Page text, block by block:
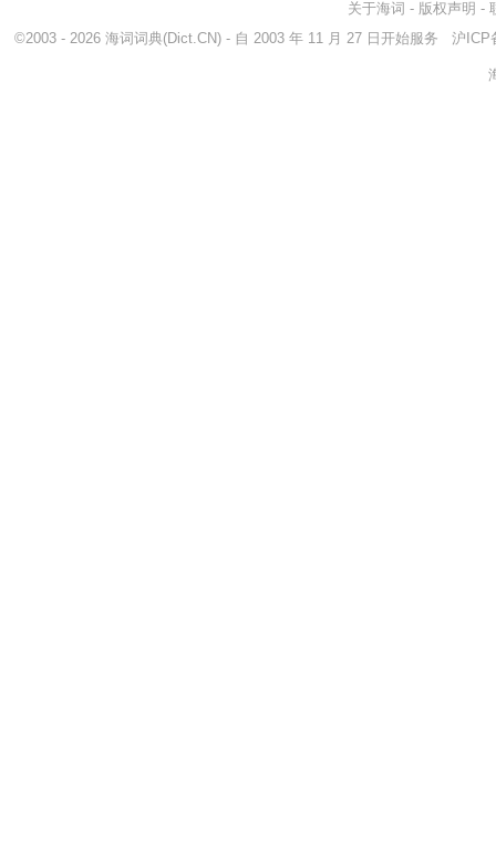
关于海词 - 版权声明 -
©2003 - 2026 海词词典(Dict.CN) - 自 2003 年 11 月 27 日开始服务 沪ICP